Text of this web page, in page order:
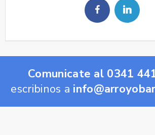
Comunicate al 0341
escribinos a